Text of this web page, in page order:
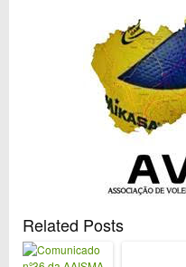
Related Posts